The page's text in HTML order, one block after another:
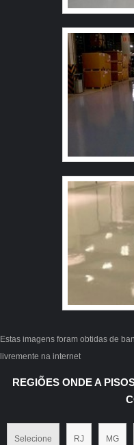
variedades no
lapidado de concreto .
regularizador
reconhecida por ser
altamente qualificada,
suas ações no
qualidade onde
tecnologia de ponta.
de uma equipe de
funcionários
para os clientes com
acessar o site e saber
Estas imagens foram obtidas de
livremente na internet
REGIÕES ONDE A
Selecione RJ MG